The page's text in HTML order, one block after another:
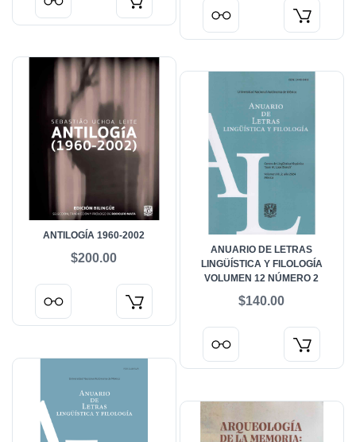
ANTILOGÍA 1960-2002
$200.00
ANUARIO DE LETRAS
LINGÜÍSTICA Y FILOLOGÍA
VOLUMEN 12 NÚMERO 2
$140.00